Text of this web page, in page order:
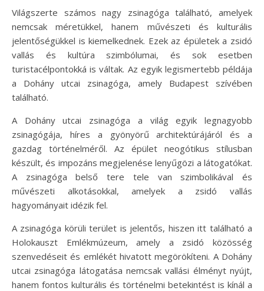
Világszerte számos nagy zsinagóga található, amelyek
nemcsak méretükkel, hanem művészeti és kulturális
jelentőségükkel is kiemelkednek. Ezek az épületek a zsidó
vallás és kultúra szimbólumai, és sok esetben
turistacélpontokká is váltak. Az egyik legismertebb példája
a Dohány utcai zsinagóga, amely Budapest szívében
található.
A Dohány utcai zsinagóga a világ egyik legnagyobb
zsinagógája, híres a gyönyörű architektúrájáról és a
gazdag történelméről. Az épület neogótikus stílusban
készült, és impozáns megjelenése lenyűgözi a látogatókat.
A zsinagóga belső tere tele van szimbolikával és
művészeti alkotásokkal, amelyek a zsidó vallás
hagyományait idézik fel.
A zsinagóga körüli terület is jelentős, hiszen itt található a
Holokauszt Emlékmúzeum, amely a zsidó közösség
szenvedéseit és emlékét hivatott megörökíteni. A Dohány
utcai zsinagóga látogatása nemcsak vallási élményt nyújt,
hanem fontos kulturális és történelmi betekintést is kínál a